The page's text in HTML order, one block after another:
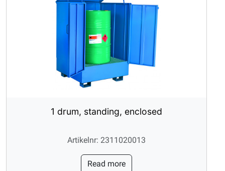
1 drum, standing, enclosed
Artikelnr: 2311020013
Read more